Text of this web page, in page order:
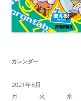
カレンダー
2021年8月
月
火 水